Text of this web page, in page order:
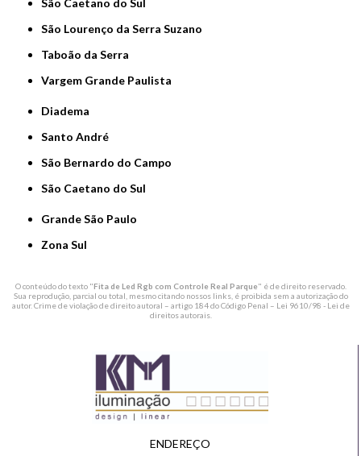
São Caetano do Sul
São Lourenço da Serra Suzano
Taboão da Serra
Vargem Grande Paulista
Diadema
Santo André
São Bernardo do Campo
São Caetano do Sul
Grande São Paulo
Zona Sul
O conteúdo do texto "Fita de Led Rgb com Controle Real Parque" é de direito reservado.
Sua reprodução, parcial ou total, mesmo citando nossos links, é proibida sem a autorização do
autor. Crime de violação de direito autoral – artigo 184 do Código Penal – Lei 9610/98 - Lei de
direitos autorais.
ENDEREÇO